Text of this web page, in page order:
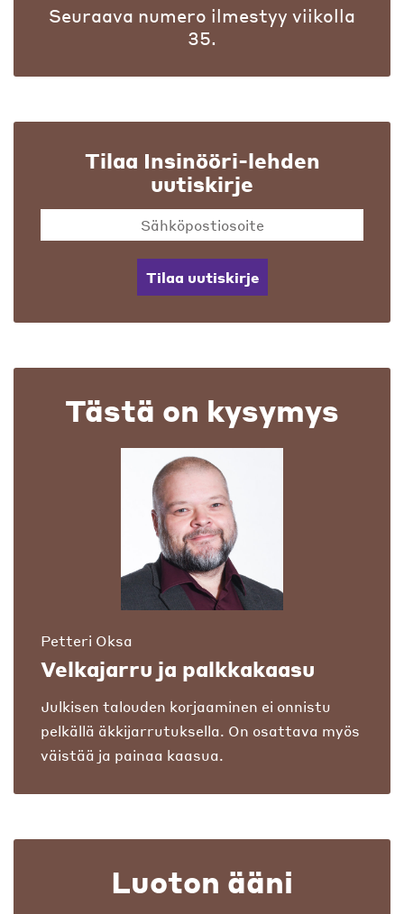
Seuraava numero ilmestyy viikolla
35.
Tilaa Insinööri-lehden
uutiskirje
Tilaa uutiskirje
Tästä on kysymys
Petteri Oksa
Velkajarru ja palkkakaasu
Julkisen talouden korjaaminen ei onnistu
pelkällä äkkijarrutuksella. On osattava myös
väistää ja painaa kaasua.
Luoton ääni